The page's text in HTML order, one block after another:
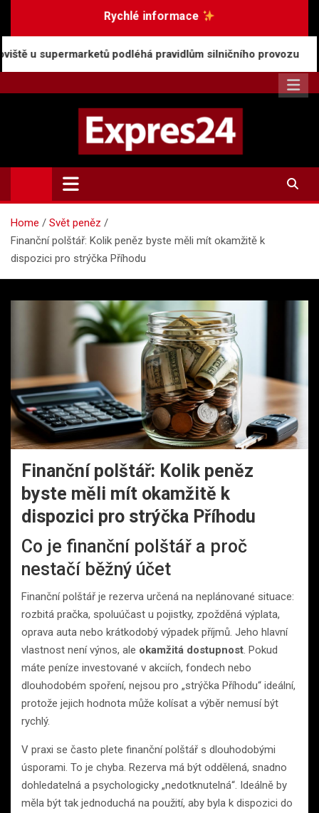
Rychlé informace
podléhá pravidlům silničního provozu
Expres24.cz
Rychlé zprávy po celý den
Home
Svět peněz
Finanční polštář: Kolik peněz byste měli mít okamžitě k
dispozici pro strýčka Příhodu
Finanční polštář: Kolik peněz
byste měli mít okamžitě k
dispozici pro strýčka Příhodu
Co je finanční polštář a proč
nestačí běžný účet
Finanční polštář je rezerva určená na neplánované situace:
rozbitá pračka, spoluúčast u pojistky, zpožděná výplata,
oprava auta nebo krátkodobý výpadek příjmů. Jeho hlavní
vlastnost není výnos, ale okamžitá dostupnost . Pokud
máte peníze investované v akciích, fondech nebo
dlouhodobém spoření, nejsou pro „strýčka Příhodu“ ideální,
protože jejich hodnota může kolísat a výběr nemusí být
rychlý.
V praxi se často plete finanční polštář s dlouhodobými
úsporami. To je chyba. Rezerva má být oddělená, snadno
dohledatelná a psychologicky „nedotknutelná“. Ideálně by
měla být tak jednoduchá na použití, aby byla k dispozici do